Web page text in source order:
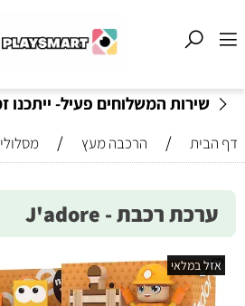
שירות המשלוחים פעיל- ייתכנו
דף הבית / הרכבה מעץ /
ערכת רכבת - J'adore
אזל במלאי